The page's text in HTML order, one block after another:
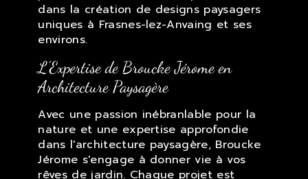
dans la création de designs paysagers
uniques à Frasnes-lez-Anvaing et ses
environs.
L'Expertise de Broucke Jérome en
Architecture Paysagère
Avec une passion inébranlable pour la
nature et une expertise approfondie
dans l'architecture paysagère, Broucke
Jérome s'engage à donner vie à vos
rêves de jardin. Chaque projet est